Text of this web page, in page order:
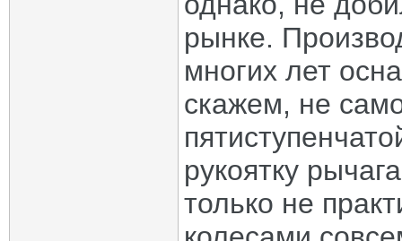
рынке.
многих лет
скажем, не
рукоятку
только не